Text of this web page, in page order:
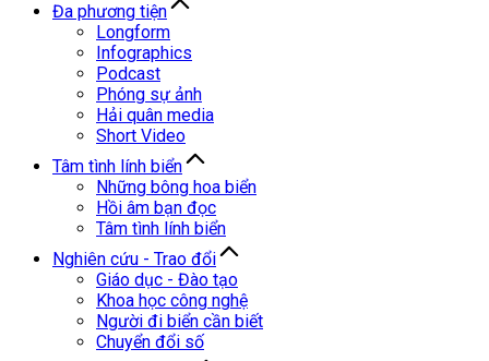
Đa phương tiện
Longform
Infographics
Podcast
Phóng sự ảnh
Hải quân media
Short Video
Tâm tình lính biển
Những bông hoa biển
Hồi âm bạn đọc
Tâm tình lính biển
Nghiên cứu - Trao đổi
Giáo dục - Đào tạo
Khoa học công nghệ
Người đi biển cần biết
Chuyển đổi số